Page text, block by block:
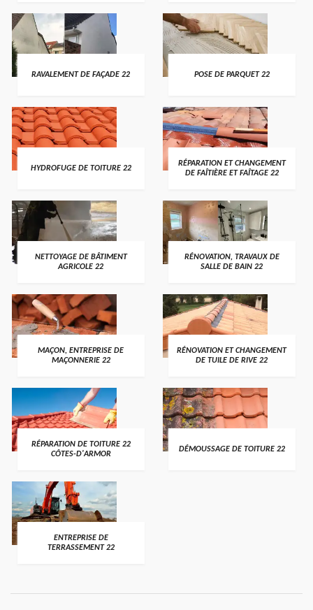
RAVALEMENT DE FAÇADE 22 POSE DE PARQUET 22
HYDROFUGE DE TOITURE 22
RÉPARATION ET CHANGEMENT
DE FAÎTIÈRE ET FAÎTAGE 22
NETTOYAGE DE BÂTIMENT
AGRICOLE 22
RÉNOVATION, TRAVAUX DE
SALLE DE BAIN 22
MAÇON, ENTREPRISE DE
MAÇONNERIE 22
RÉNOVATION ET CHANGEMENT
DE TUILE DE RIVE 22
RÉPARATION DE TOITURE 22
CÔTES-D'ARMOR
DÉMOUSSAGE DE TOITURE 22
ENTREPRISE DE
TERRASSEMENT 22